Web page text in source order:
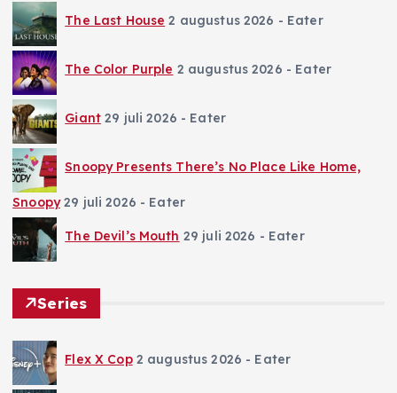
The Last House 2 augustus 2026 - Eater
The Color Purple 2 augustus 2026 - Eater
Giant 29 juli 2026 - Eater
Snoopy Presents There’s No Place Like Home,
Snoopy 29 juli 2026 - Eater
The Devil’s Mouth 29 juli 2026 - Eater
Series
Flex X Cop 2 augustus 2026 - Eater